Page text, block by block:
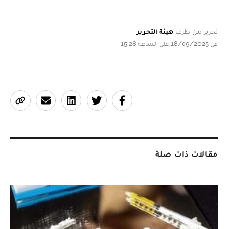
تحرير من طرف هيئة التحرير
في 18/09/2025 على الساعة 15:28
مقالات ذات صلة